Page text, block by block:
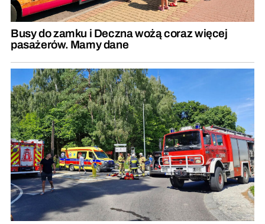
Busy do zamku i Deczna wożą coraz więcej
pasażerów. Mamy dane